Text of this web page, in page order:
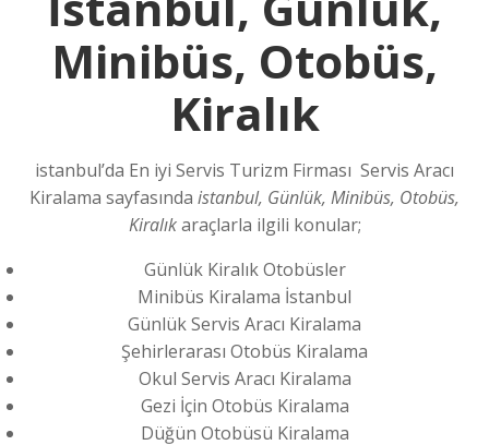
Minibüs, Otobüs,
Kiralık
istanbul’da En iyi Servis Turizm Firması Servis Aracı
Kiralama sayfasında istanbul, Günlük, Minibüs, Otobüs,
Kiralıkaraçlarla ilgili konular;
Günlük Kiralık Otobüsler
Minibüs Kiralama İstanbul
Günlük Servis Aracı Kiralama
Şehirlerarası Otobüs Kiralama
Okul Servis Aracı Kiralama
Gezi İçin Otobüs Kiralama
Düğün Otobüsü Kiralama